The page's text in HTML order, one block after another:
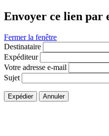
Envoyer ce lien par
Fermer la fenêtre
Destinataire
Expéditeur
Votre adresse e-mail
Sujet
Expédier Annuler